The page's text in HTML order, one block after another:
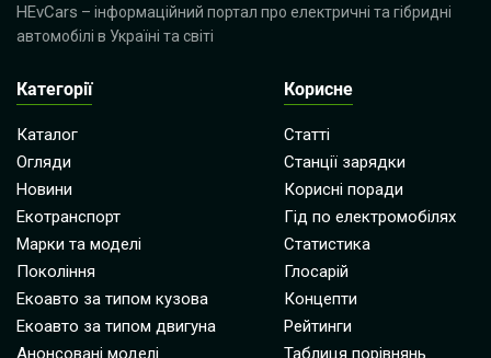
HEvCars – інформаційний портал про електричні та гібридні
автомобілі в Україні та світі
Категорії
Каталог
Огляди
Новини
Екотранспорт
Марки та моделі
Покоління
Екоавто за типом кузова
Екоавто за типом двигуна
Анонсовані моделі
Корисне
Статті
Станції зарядки
Корисні поради
Гід по електромобілях
Статистика
Глосарій
Концепти
Рейтинги
Таблиця порівнянь